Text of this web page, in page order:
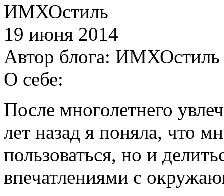
ИМХОстиль
19 июня 2014
Автор блога: ИМХОстиль
О себе:
После многолетнего
лет назад я поняла, что
пользоваться, но и
впечатлениями с